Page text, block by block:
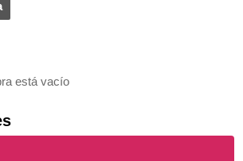
está vacío